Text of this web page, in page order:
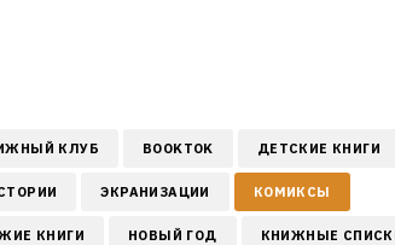
КЛУБ BOOKTOK ДЕТСКИЕ КНИГИ
ЭКРАНИЗАЦИИ КОМИКСЫ
КНИГИ НОВЫЙ ГОД КНИЖНЫЕ